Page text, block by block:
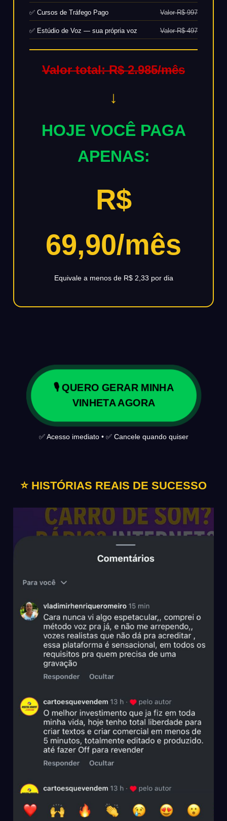
✅ Cursos de Tráfego Pago Valor R$ 997
✅ Estúdio de Voz — sua própria voz Valor R$ 497
Valor total: R$ 2.985/mês
↓
HOJE VOCÊ PAGA
APENAS:
R$
69,90/mês
Equivale a menos de R$ 2,33 por dia
🎙️ QUERO GERAR MINHA
VINHETA AGORA
✅ Acesso imediato • ✅ Cancele quando quiser
⭐ HISTÓRIAS REAIS DE SUCESSO